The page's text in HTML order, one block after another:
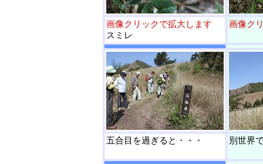
画像クリックで拡大します
スミレ
画像ク
五合目を過ぎると・・・ 別世界